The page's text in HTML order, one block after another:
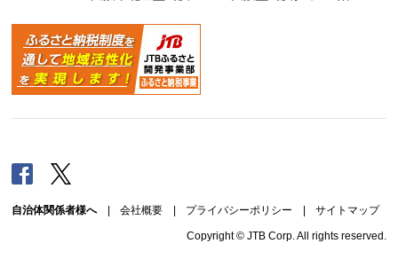
Facebook
自治体関係者様へ| 会社概要 プライバシーポリシー サイトマップ
Copyright © JTB Corp. All rights reserved.